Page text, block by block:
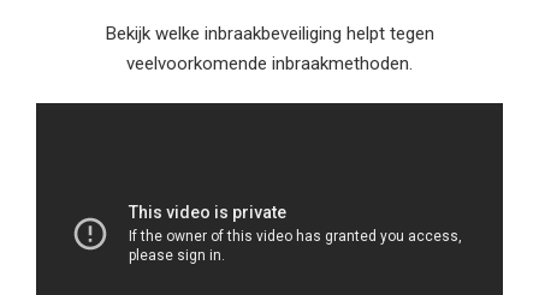
Bekijk welke inbraakbeveiliging helpt tegen
veelvoorkomende inbraakmethoden.